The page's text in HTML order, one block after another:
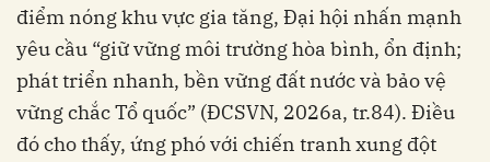
điểm nóng khu vực gia tăng, Đại hội nhấn mạnh
yêu cầu “giữ vững môi trường hòa bình, ổn định;
phát triển nhanh, bền vững đất nước và bảo vệ
vững chắc Tổ quốc” (ĐCSVN, 2026a, tr.84). Điều
đó cho thấy, ứng phó với chiến tranh xung đột